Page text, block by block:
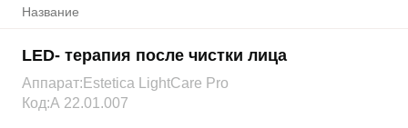
Название
LED- терапия после чистки лица
Аппарат: Estetica LightCare Pro
Код:А 22.01.007